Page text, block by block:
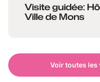
Voir toutes les
Visite guidée:
Ville de Mons